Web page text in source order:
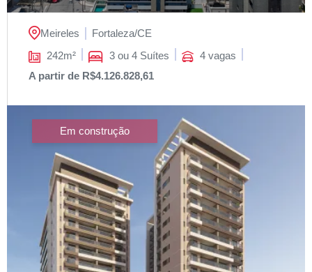
Meireles Fortaleza/CE
242m²
3 ou 4 Suítes
4 vagas
A partir de R$4.126.828,61
Em construção